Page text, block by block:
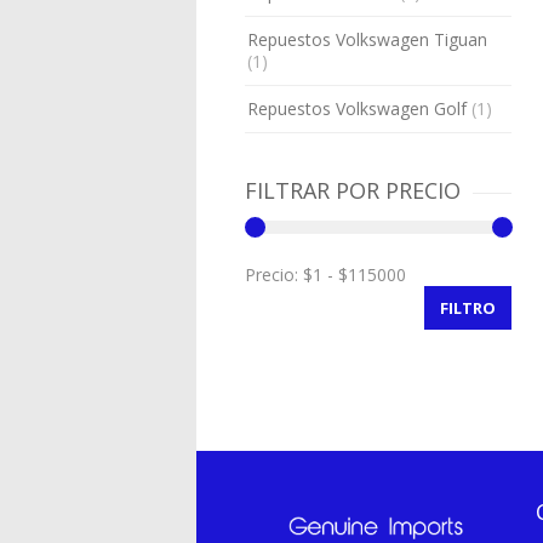
Repuestos Volkswagen Tiguan
(1)
Repuestos Volkswagen Golf (1)
FILTRAR POR PRECIO
Precio:
FILTRO